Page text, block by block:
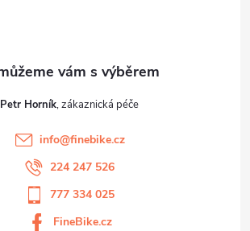
Petr Horník
info@finebike.cz
224 247 526
777 334 025
FineBike.cz